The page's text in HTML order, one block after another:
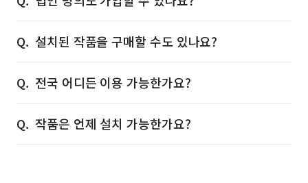
설치된 작품을 구매할 수도 있나요?
전국 어디든 이용 가능한가요?
작품은 언제 설치 가능한가요?